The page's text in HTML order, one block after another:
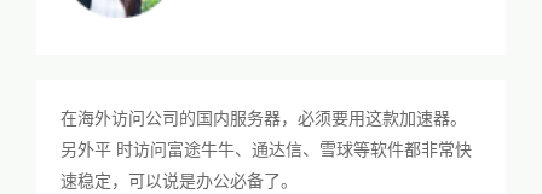
在海外访问公司的国内服务器，必须要用这款加速器。
另外平 时访问富途牛牛、通达信、雪球等软件都非常快
速稳定，可以说是办公必备了。